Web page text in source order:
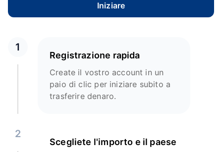
Iniziare
1
Registrazione rapida
Create il vostro account in un
paio di clic per iniziare subito a
trasferire denaro.
2
Scegliete l'importo e il paese